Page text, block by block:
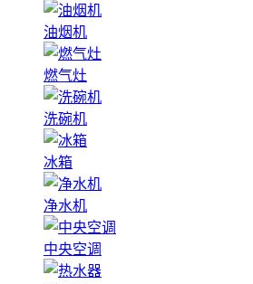
油烟机
燃气灶
洗碗机
冰箱
净水机
中央空调